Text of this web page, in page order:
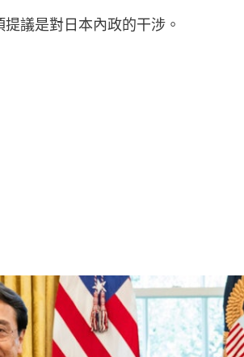
議是對日本內政的干涉。